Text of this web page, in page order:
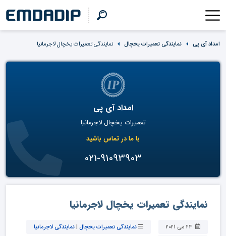
امداد آی پی نمایندگی تعمیرات یخچال نمایندگی تعمیرات یخچال لاجرمانیا
امداد آی پی
تعمیرات یخچال لاجرمانیا
با ما در تماس باشید
021-91093903
نمایندگی تعمیرات یخچال لاجرمانیا
نمایندگی تعمیرات یخچال |نمایندگی لاجرمانیا